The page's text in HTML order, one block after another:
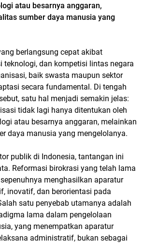
atau besarnya anggaran,
sumber daya manusia yang
berlangsung cepat akibat
teknologi, dan kompetisi lintas negara
baik swasta maupun sektor
secara fundamental. Di tengah
satu hal menjadi semakin jelas:
tidak lagi hanya ditentukan oleh
atau besarnya anggaran, melainkan
daya manusia yang mengelolanya.
publik di Indonesia, tantangan ini
Reformasi birokrasi yang telah lama
menghasilkan aparatur
inovatif, dan berorientasi pada
satu penyebab utamanya adalah
lama dalam pengelolaan
yang menempatkan aparatur
administratif, bukan sebagai